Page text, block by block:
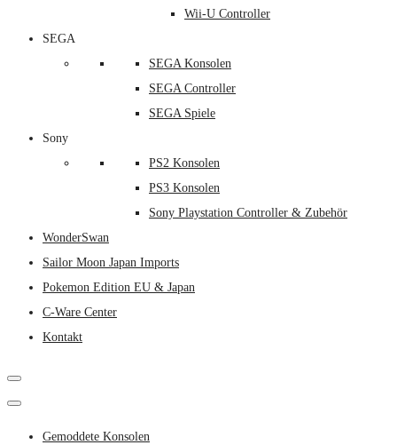
Wii-U Controller
SEGA
SEGA Konsolen
SEGA Controller
SEGA Spiele
Sony
PS2 Konsolen
PS3 Konsolen
Sony Playstation Controller & Zubehör
WonderSwan
Sailor Moon Japan Imports
Pokemon Edition EU & Japan
C-Ware Center
Kontakt
Gemoddete Konsolen